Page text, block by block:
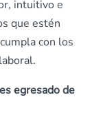
intuitivo e
que estén
con los
egresado de